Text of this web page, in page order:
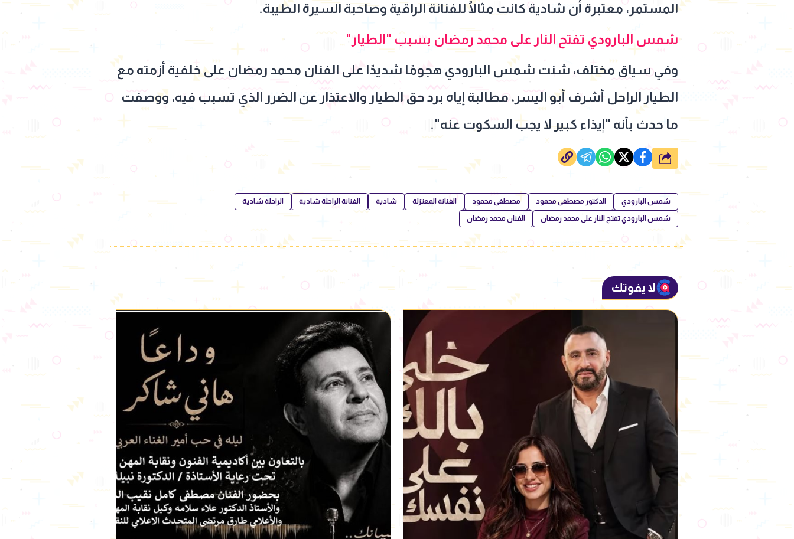
المستمر، معتبرة أن شادية كانت مثالًا للفنانة الراقية وصاحبة السيرة الطيبة.
شمس البارودي تفتح النار على محمد رمضان بسبب "الطيار"
وفي سياق مختلف، شنت شمس البارودي هجومًا شديدًا على الفنان محمد رمضان على خلفية أزمته مع
الطيار الراحل أشرف أبو اليسر، مطالبة إياه برد حق الطيار والاعتذار عن الضرر الذي تسبب فيه، ووصفت
ما حدث بأنه "إيذاء كبير لا يجب السكوت عنه".
شارك
شمس البارودي الدكتور مصطفى محمود مصطفى محمود الفنانة المعتزلة شادية الفنانة الراحلة شادية الراحلة شادية
شمس البارودي تفتح النار على محمد رمضان الفنان محمد رمضان
لا يفوتك